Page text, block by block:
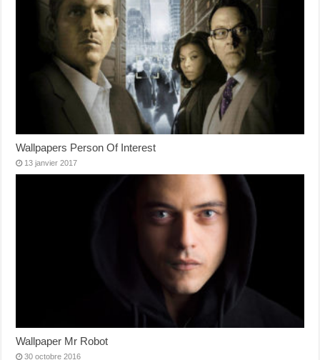
Wallpapers Person Of Interest
13 janvier 2017
Wallpaper Mr Robot
30 octobre 2016